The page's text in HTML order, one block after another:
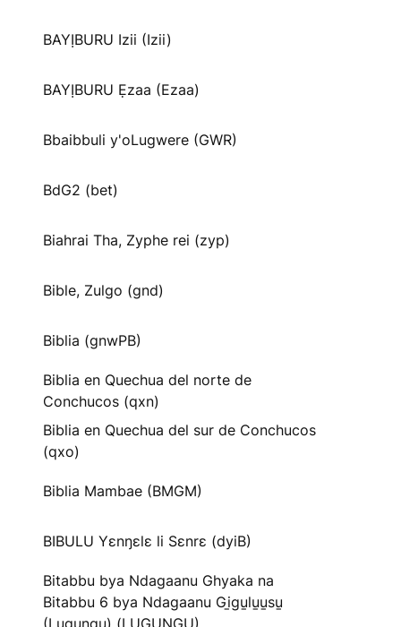
BAYỊBURU Izii (Izii)
BAYỊBURU Ẹzaa (Ezaa)
Bbaibbuli y'oLugwere (GWR)
BdG2 (bet)
Biahrai Tha, Zyphe rei (zyp)
Bible, Zulgo (gnd)
Biblia (gnwPB)
Biblia en Quechua del norte de
Conchucos (qxn)
Biblia en Quechua del sur de Conchucos
(qxo)
Biblia Mambae (BMGM)
BIBULU Yɛnŋɛlɛ li Sɛnrɛ (dyiB)
Bitabbu bya Ndagaanu Ghyaka na
Bitabbu 6 bya Ndagaanu Gi̱gu̱lu̱u̱su̱
(Lugungu) (LUGUNGU)